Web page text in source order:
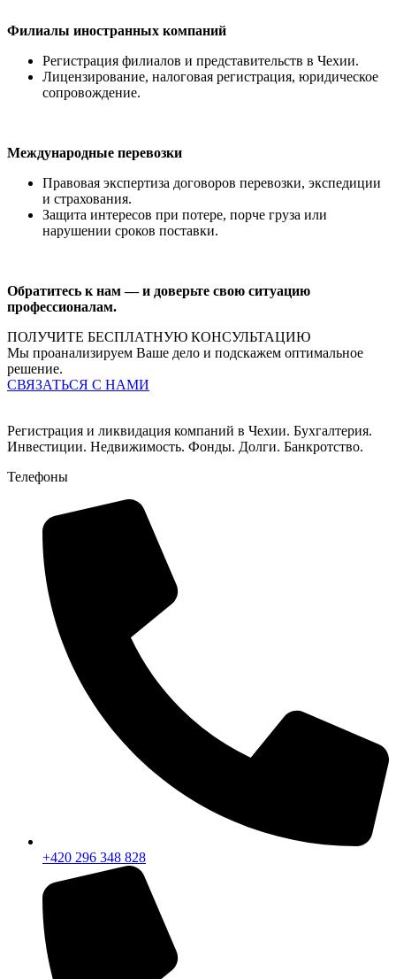
Филиалы иностранных компаний
Регистрация филиалов и представительств в Чехии.
Лицензирование, налоговая регистрация, юридическое
сопровождение.
Международные перевозки
Правовая экспертиза договоров перевозки, экспедиции
и страхования.
Защита интересов при потере, порче груза или
нарушении сроков поставки.
Обратитесь к нам — и доверьте свою ситуацию
профессионалам.
ПОЛУЧИТЕ БЕСПЛАТНУЮ КОНСУЛЬТАЦИЮ
Мы проанализируем Ваше дело и подскажем оптимальное
решение.
СВЯЗАТЬСЯ С НАМИ
Регистрация и ликвидация компаний в Чехии. Бухгалтерия.
Инвестиции. Недвижимость. Фонды. Долги. Банкротство.
Телефоны
+420 296 348 828